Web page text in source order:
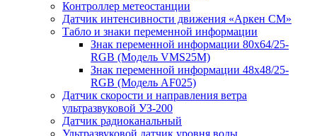
Контроллер метеостанции
Датчик интенсивности движения «Аркен СМ»
Табло и знаки переменной информации
Знак переменной информации 80х64/25-
RGB (Модель VMS25M)
Знак переменной информации 48х48/25-
RGB (Модель АF025)
Датчик скорости и направления ветра
ультразвуковой УЗ-200
Датчик радиоканальный
Ультразвуковой датчик уровня воды